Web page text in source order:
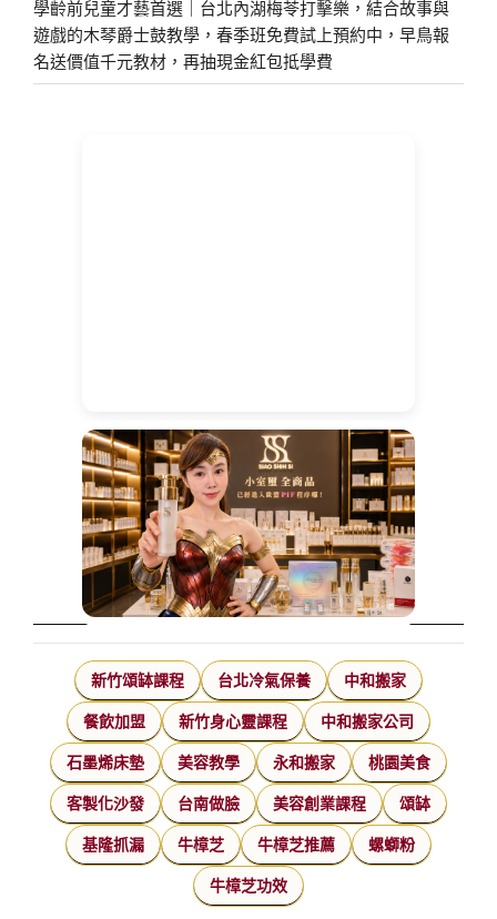
學齡前兒童才藝首選｜台北內湖梅苓打擊樂，結合故事與
遊戲的木琴爵士鼓教學，春季班免費試上預約中，早鳥報
名送價值千元教材，再抽現金紅包抵學費
新竹頌缽課程 台北冷氣保養 中和搬家
餐飲加盟 新竹身心靈課程 中和搬家公司
石墨烯床墊 美容教學 永和搬家 桃園美食
客製化沙發 台南做臉 美容創業課程 頌缽
基隆抓漏 牛樟芝 牛樟芝推薦 螺螄粉
牛樟芝功效